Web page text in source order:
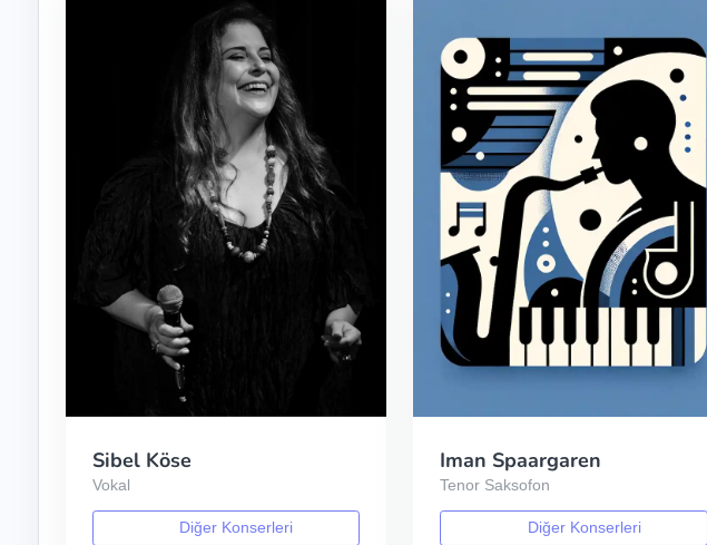
Sibel Köse
Vokal
Diğer Konserleri
Iman Spaargaren
Tenor Saksofon
Diğer Konserleri